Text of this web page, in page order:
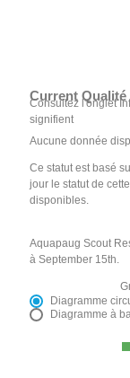
Current Qualité
Consultez l'onglet
signifient
Aucune donnée
Ce statut est basé
jour le statut de
disponibles.
Aquapaug Scout
à September 15th.
Diagramme
Diagramme à